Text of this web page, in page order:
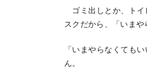
ゴミ出しとか、トイ
スクだから、「いまや
「いまやらなくても
ん。